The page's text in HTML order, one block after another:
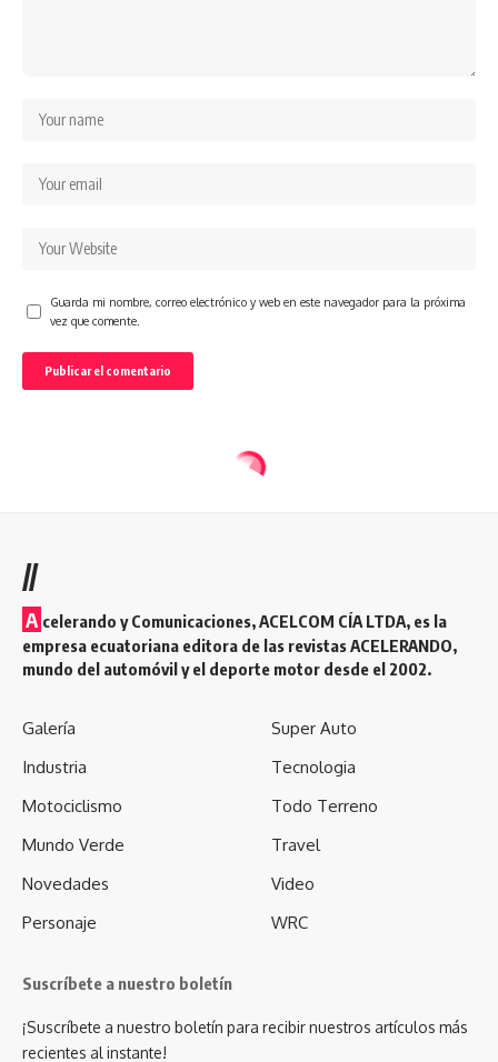
Guarda mi nombre, correo electrónico y web en este navegador para la próxima
vez que comente.
//
A celerando y Comunicaciones, ACELCOM CÍA LTDA, es la
empresa ecuatoriana editora de las revistas ACELERANDO,
mundo del automóvil y el deporte motor desde el 2002.
Galería
Industria
Motociclismo
Mundo Verde
Novedades
Personaje
Super Auto
Tecnologia
Todo Terreno
Travel
Video
WRC
Suscríbete a nuestro boletín
¡Suscríbete a nuestro boletín para recibir nuestros artículos más
recientes al instante!